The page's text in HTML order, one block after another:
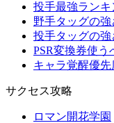
投手最強ランキ
野手タッグの
投手タッグの
PSR変換券使
キャラ覚醒優
サクセス攻略
ロマン開花学園